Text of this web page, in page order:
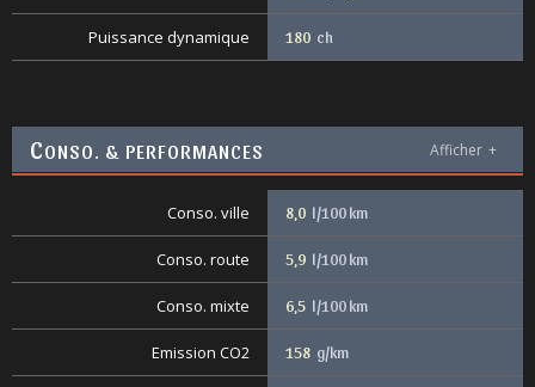
Puissance dynamique 180 ch
CONSO. & PERFORMANCES Afficher +
Conso. ville 8,0 l/100 km
Conso. route 5,9 l/100 km
Conso. mixte 6,5 l/100 km
Emission CO2 158 g/km